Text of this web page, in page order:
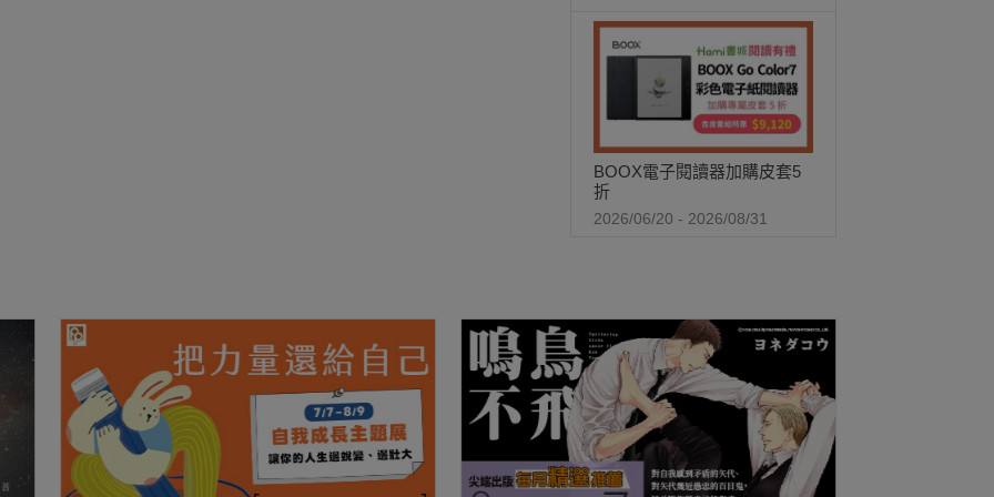
BOOX電子閱讀器加購皮套5
折
2026/06/20 - 2026/08/31